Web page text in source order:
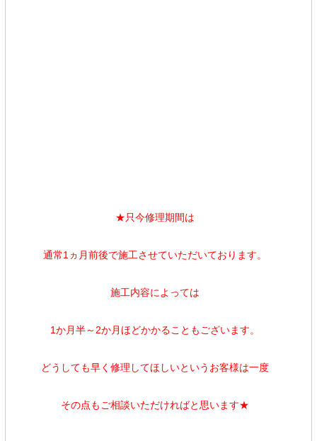
★只今修理期間は
通常1ヵ月前後で施工させていただいております。
施工内容によっては
1か月半～2か月ほどかかることもございます。
どうしても早く修理してほしいというお客様は一度
その点もご相談いただければと思います★